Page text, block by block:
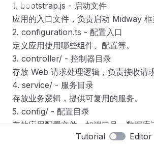
1. bootstrap.js - 启动文件
应用的入口文件，负责启动 Midway 框
2. configuration.ts - 配置入口
定义应用使用哪些组件、配置等。
3. controller/ - 控制器目录
存放 Web 请求处理逻辑，负责接收请
4. service/ - 服务目录
存放业务逻辑，提供可复用的服务。
5. config/ - 配置目录
存放应用配置文件，如端口号、数据库
Tutorial Editor